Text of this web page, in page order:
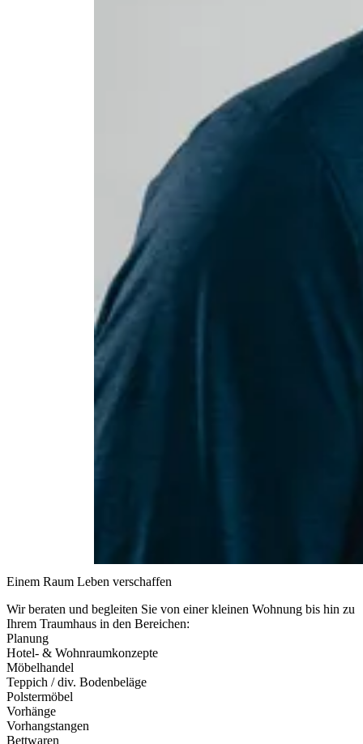
Einem Raum Leben verschaffen
Wir beraten und begleiten Sie von einerkleinen Wohnung bis hin zu
Ihrem Traumhaus in den Bereichen:
Planung
Hotel- & Wohnraumkonzepte
Möbelhandel
Teppich / div. Bodenbeläge
Polstermöbel
Vorhänge
Vorhangstangen
Bettwaren